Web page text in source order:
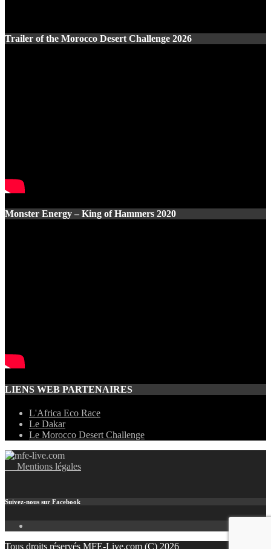
Trailer of the Morocco Desert Challenge 2026
Monster Energy – King of Hammers 2020
LIENS WEB PARTENAIRES
L'Africa Eco Race
Le Dakar
Le Morocco Desert Challenge
Mentions légales
Suivez-nous sur Facebook
Tous droits réservés MFE-Live.com (C) 2026